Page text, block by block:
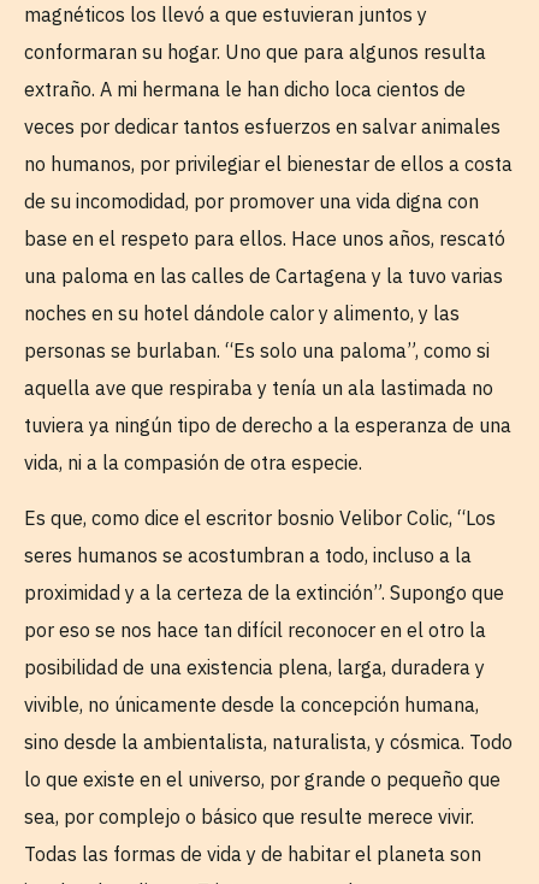
magnéticos los llevó a que estuvieran juntos y
conformaran su hogar. Uno que para algunos resulta
extraño. A mi hermana le han dicho loca cientos de
veces por dedicar tantos esfuerzos en salvar animales
no humanos, por privilegiar el bienestar de ellos a costa
de su incomodidad, por promover una vida digna con
base en el respeto para ellos. Hace unos años, rescató
una paloma en las calles de Cartagena y la tuvo varias
noches en su hotel dándole calor y alimento, y las
personas se burlaban. “Es solo una paloma”, como si
aquella ave que respiraba y tenía un ala lastimada no
tuviera ya ningún tipo de derecho a la esperanza de una
vida, ni a la compasión de otra especie.
Es que, como dice el escritor bosnio Velibor Colic, “Los
seres humanos se acostumbran a todo, incluso a la
proximidad y a la certeza de la extinción”. Supongo que
por eso se nos hace tan difícil reconocer en el otro la
posibilidad de una existencia plena, larga, duradera y
vivible, no únicamente desde la concepción humana,
sino desde la ambientalista, naturalista, y cósmica. Todo
lo que existe en el universo, por grande o pequeño que
sea, por complejo o básico que resulte merece vivir.
Todas las formas de vida y de habitar el planeta son